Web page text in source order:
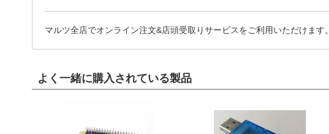
マルツ全店でオンライン注文&店頭受取りサービスをご利用いただけます。
よく一緒に購入されている製品